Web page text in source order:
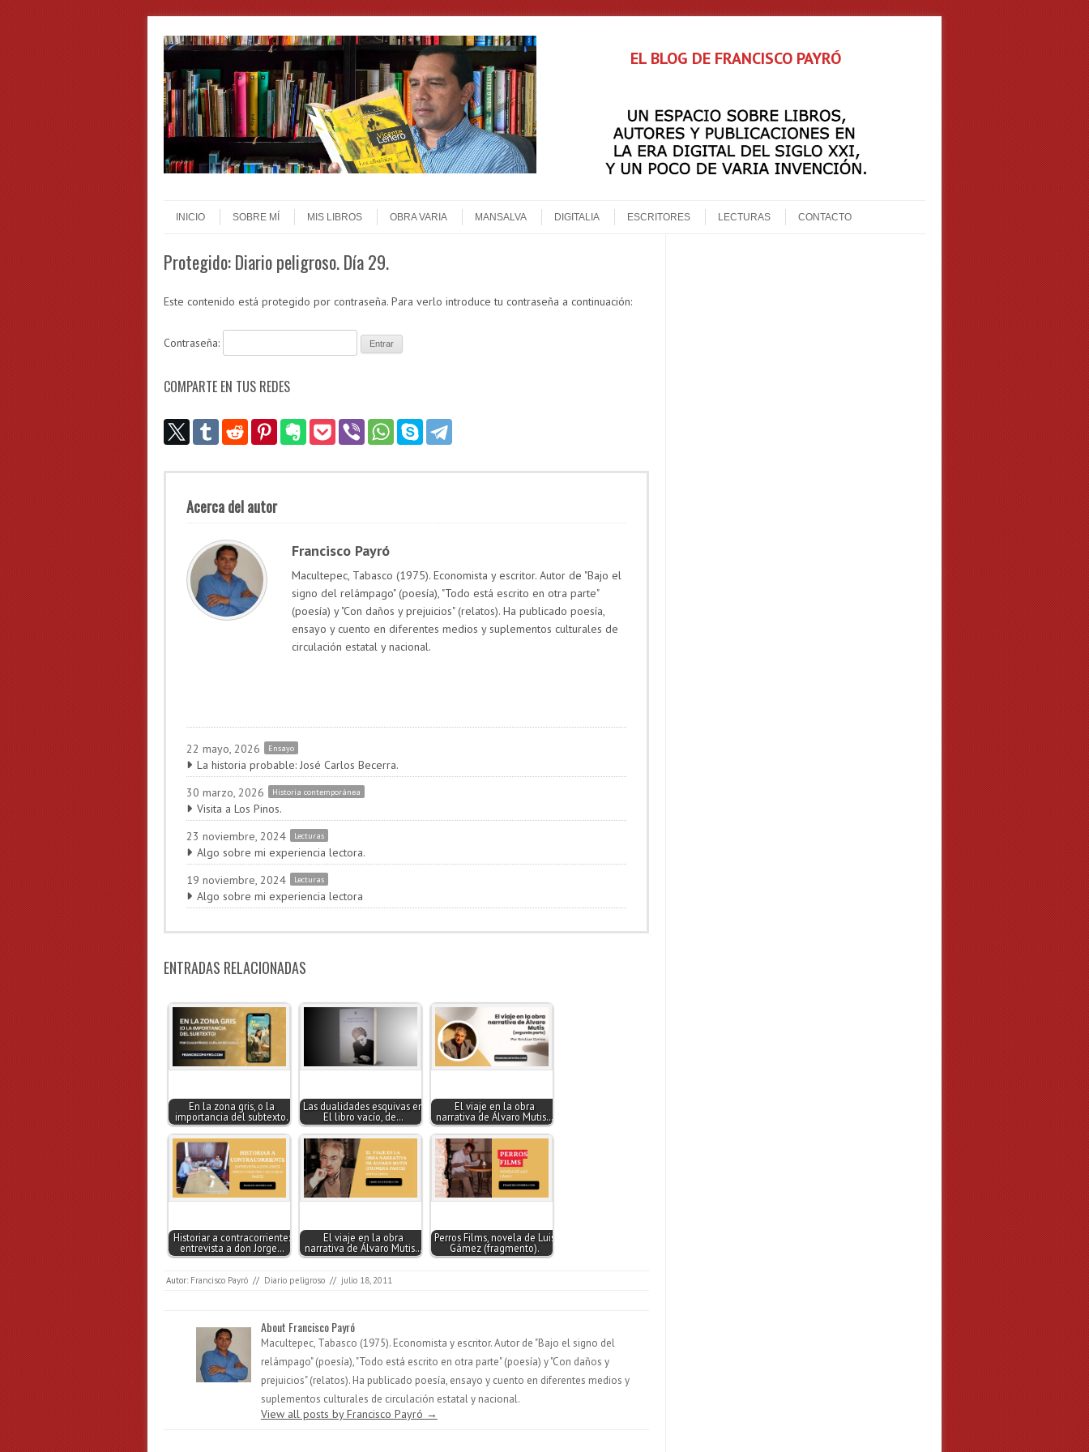
EL BLOG DE FRANCISCO PAYRÓ
Menu
INICIO
SOBRE MÍ MIS LIBROS OBRA VARIA MANSALVA DIGITALIA ESCRITORES LECTURAS CONTACTO
Protegido: Diario peligroso. Día 29.
Este contenido está protegido por contraseña. Para verlo introduce tu contraseña a continuación:
Contraseña:
COMPARTE EN TUS REDES
Acerca del autor
Francisco Payró
Macultepec, Tabasco (1975). Economista y escritor. Autor de "Bajo el
signo del relámpago" (poesía), "Todo está escrito en otra parte"
(poesía) y "Con daños y prejuicios" (relatos). Ha publicado poesía,
ensayo y cuento en diferentes medios y suplementos culturales de
circulación estatal y nacional.
22 mayo, 2026 Ensayo
La historia probable: José Carlos Becerra.
30 marzo, 2026
Historia contemporánea
Visita a Los Pinos.
23 noviembre, 2024
Lecturas
Algo sobre mi experiencia lectora.
19 noviembre, 2024
Lecturas
Algo sobre mi experiencia lectora
ENTRADAS RELACIONADAS
En la zona gris, o la
importancia del subtexto.
Las dualidades esquivas en
El libro vacío, de…
El viaje en la obra
narrativa de Álvaro Mutis…
Historiar a contracorriente:
entrevista a don Jorge…
El viaje en la obra
narrativa de Álvaro Mutis…
Perros Films, novela de Luis
Gámez (fragmento).
Autor: Francisco Payró // Diario peligroso // julio 18, 2011
About Francisco Payró
Macultepec, Tabasco (1975). Economista y escritor. Autor de "Bajo el signo del
relámpago" (poesía), "Todo está escrito en otra parte" (poesía) y "Con daños y
prejuicios" (relatos). Ha publicado poesía, ensayo y cuento en diferentes medios y
suplementos culturales de circulación estatal y nacional.
View all posts by Francisco Payró →